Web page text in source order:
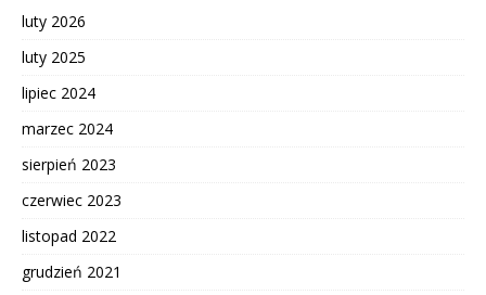
luty 2026
luty 2025
lipiec 2024
marzec 2024
sierpień 2023
czerwiec 2023
listopad 2022
grudzień 2021